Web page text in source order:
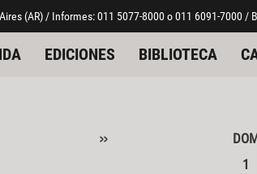
(AR) / Informes: 011 5077-8000 o 011 6091-7000
EDICIONES BIBLIOTECA
»
1